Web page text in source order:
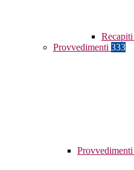
Provvedimenti 333